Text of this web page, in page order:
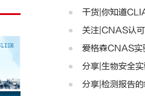
干货|你知道
关注|CNAS认可的认
爱格森CNAS实
分享|生物安全实
分享|检测报告的